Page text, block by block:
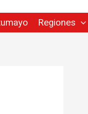
Regiones